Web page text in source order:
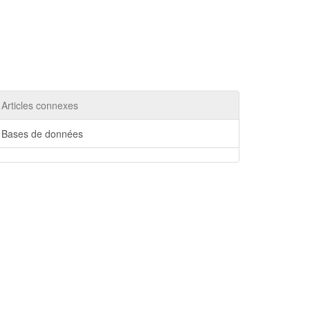
Articles connexes
Bases de données